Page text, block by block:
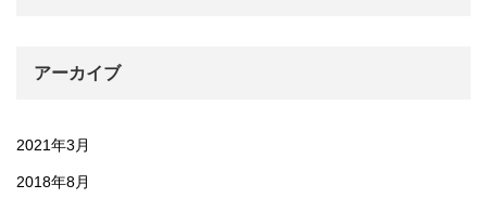
アーカイブ
2021年3月
2018年8月